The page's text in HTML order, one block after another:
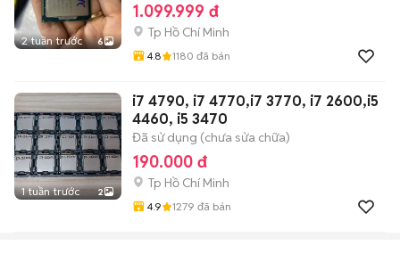
2 tuần trước 6
1.099.999 đ
Tp Hồ Chí Minh
4.8 1180 đã bán
1 tuần trước 2
i7 4790, i7 4770,i7 3770, i7 2600,i5
4460, i5 3470
Đã sử dụng (chưa sửa chữa)
190.000 đ
Tp Hồ Chí Minh
4.9 1279 đã bán